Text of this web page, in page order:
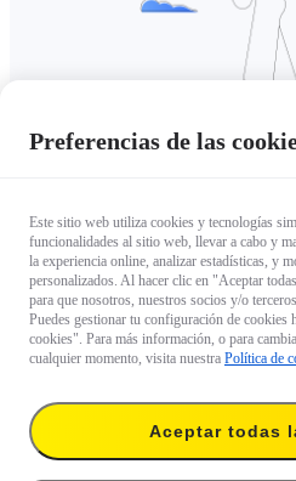
Preferencias de las
Este sitio web utiliza cookies y tecnologías
funcionalidades al sitio web, llevar a cabo y
la experiencia online, analizar estadísticas, y
personalizados. Al hacer clic en "Aceptar
para que nosotros, nuestros socios y/o
Puedes gestionar tu configuración de
cookies". Para más información, o para
cualquier momento, visita nuestra Política de
Aceptar todas